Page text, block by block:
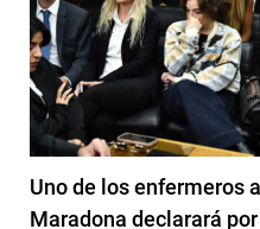
Uno de los enfermeros
Maradona declarará